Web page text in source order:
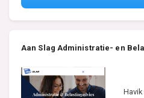
Aan Slag Administratie- en